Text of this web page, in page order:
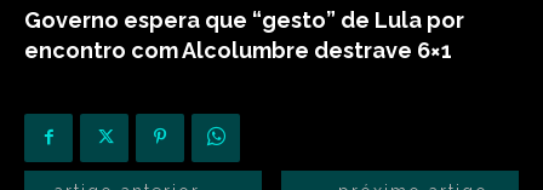
Governo espera que “gesto” de Lula por
encontro com Alcolumbre destrave 6×1